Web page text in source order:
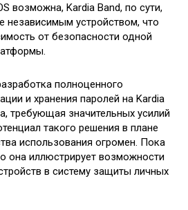
возможна, Kardia Band, по сути,
независимым устройством, что
от безопасности одной
полноценного
и хранения паролей на Kardia
требующая значительных усилий
такого решения в плане
использования огромен. Пока
она иллюстрирует возможности
в систему защиты личных